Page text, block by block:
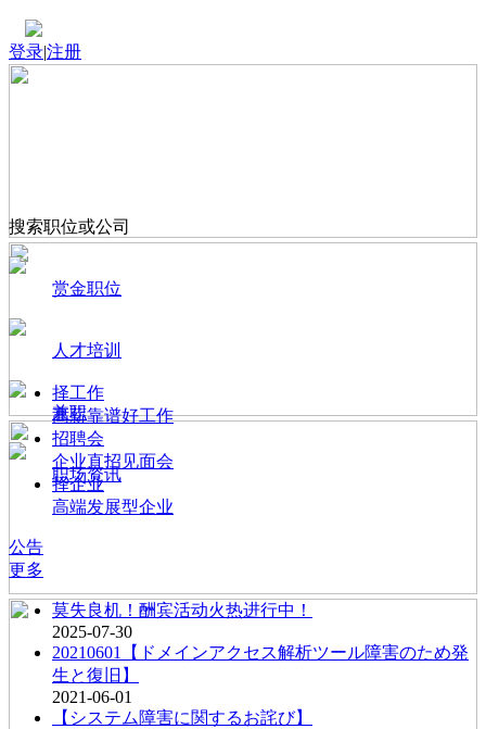
登录|注册
搜索职位或公司
赏金职位
人才培训
兼职
职场资讯
择工作
高薪靠谱好工作
招聘会
企业直招见面会
择企业
高端发展型企业
公告
更多
莫失良机！酬宾活动火热进行中！
2025-07-30
20210601【ドメインアクセス解析ツール障害のため発
生と復旧】
2021-06-01
【システム障害に関するお詫び】